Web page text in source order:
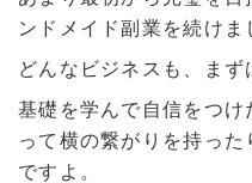
ンドメイド副業を続けま
どんなビジネスも、まず
基礎を学んで自信をつ
って横の繋がりを持っ
ですよ。